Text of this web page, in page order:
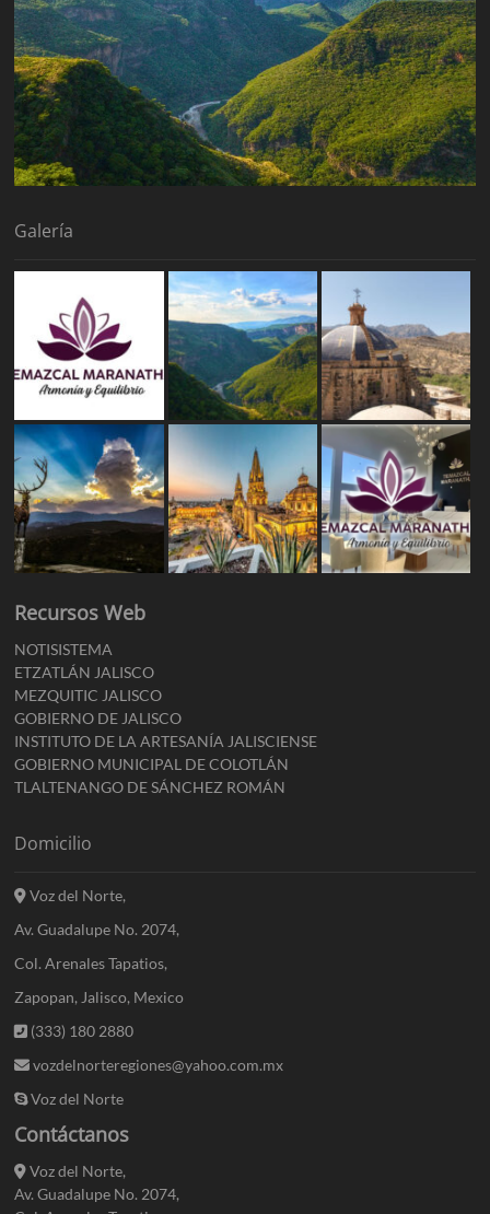
Galería
Recursos Web
NOTISISTEMA
ETZATLÁN JALISCO
MEZQUITIC JALISCO
GOBIERNO DE JALISCO
INSTITUTO DE LA ARTESANÍA JALISCIENSE
GOBIERNO MUNICIPAL DE COLOTLÁN
TLALTENANGO DE SÁNCHEZ ROMÁN
Domicilio
Voz del Norte,
Av. Guadalupe No. 2074,
Col. Arenales Tapatios,
Zapopan, Jalisco, Mexico
(333) 180 2880
vozdelnorteregiones@yahoo.com.mx
Voz del Norte
Contáctanos
Voz del Norte,
Av. Guadalupe No. 2074,